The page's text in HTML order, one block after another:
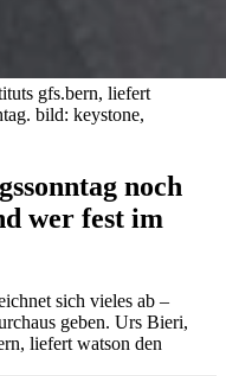
gfs.bern, liefert
bild: keystone,
noch
wer fest im
sich vieles ab –
geben. Urs Bieri,
liefert watson den